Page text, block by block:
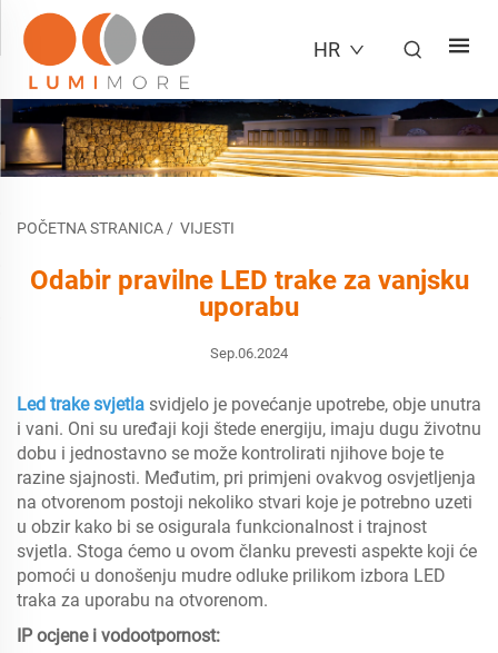
HR
POČETNA STRANICA / VIJESTI
Odabir pravilne LED trake za vanjsku
uporabu
Sep.06.2024
Led trake svjetla svidjelo je povećanje upotrebe, obje unutra
i vani. Oni su uređaji koji štede energiju, imaju dugu životnu
dobu i jednostavno se može kontrolirati njihove boje te
razine sjajnosti. Međutim, pri primjeni ovakvog osvjetljenja
na otvorenom postoji nekoliko stvari koje je potrebno uzeti
u obzir kako bi se osigurala funkcionalnost i trajnost
svjetla. Stoga ćemo u ovom članku prevesti aspekte koji će
pomoći u donošenju mudre odluke prilikom izbora LED
traka za uporabu na otvorenom.
IP ocjene i vodootpornost: